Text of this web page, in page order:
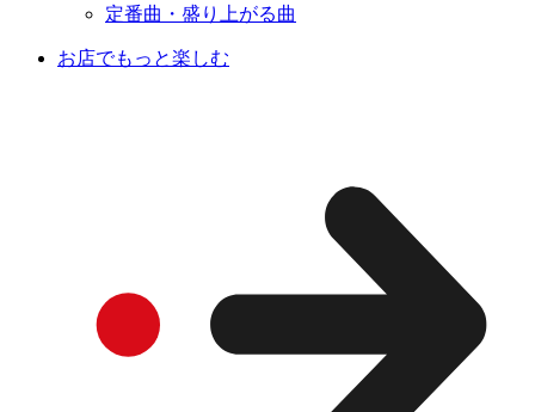
定番曲・盛り上がる曲
お店でもっと楽しむ